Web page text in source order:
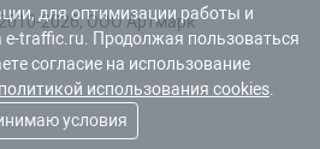
2026, ООО Артмарк
для оптимизации работы и
e-traffic.ru. Продолжая пользоваться
согласие на использование
политикой использования cookies.
условия